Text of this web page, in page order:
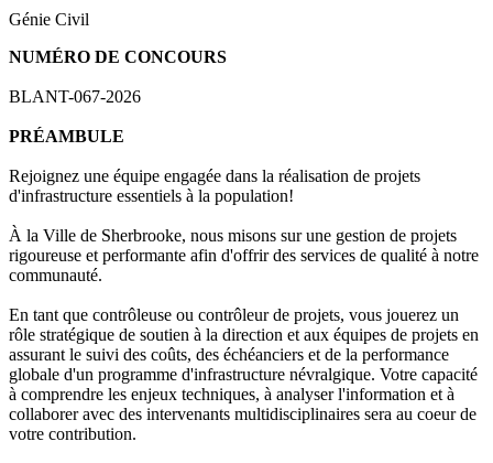
Génie Civil
NUMÉRO DE CONCOURS
BLANT-067-2026
PRÉAMBULE
Rejoignez une équipe engagée dans la réalisation de projets
d'infrastructure essentiels à la population!
À la Ville de Sherbrooke, nous misons sur une gestion de projets
rigoureuse et performante afin d'offrir des services de qualité à notre
communauté.
En tant que contrôleuse ou contrôleur de projets, vous jouerez un
rôle stratégique de soutien à la direction et aux équipes de projets en
assurant le suivi des coûts, des échéanciers et de la performance
globale d'un programme d'infrastructure névralgique. Votre capacité
à comprendre les enjeux techniques, à analyser l'information et à
collaborer avec des intervenants multidisciplinaires sera au coeur de
votre contribution.